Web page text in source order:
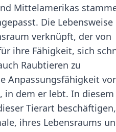
Mittelamerikas
Die Lebensweise
verknüpft, der von
ihre Fähigkeit, sich
Raubtieren zu
Anpassungsfähigkeit
in dem er lebt. In diesem
Tierart beschäftigen,
ihres Lebensraums